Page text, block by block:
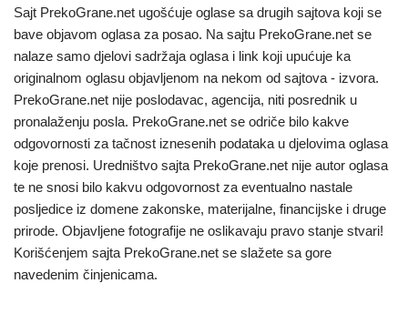
Sajt PrekoGrane.net ugošćuje oglase sa drugih sajtova koji se
bave objavom oglasa za posao. Na sajtu PrekoGrane.net se
nalaze samo djelovi sadržaja oglasa i link koji upućuje ka
originalnom oglasu objavljenom na nekom od sajtova - izvora.
PrekoGrane.net nije poslodavac, agencija, niti posrednik u
pronalaženju posla. PrekoGrane.net se odriče bilo kakve
odgovornosti za tačnost iznesenih podataka u djelovima oglasa
koje prenosi. Uredništvo sajta PrekoGrane.net nije autor oglasa
te ne snosi bilo kakvu odgovornost za eventualno nastale
posljedice iz domene zakonske, materijalne, financijske i druge
prirode. Objavljene fotografije ne oslikavaju pravo stanje stvari!
Korišćenjem sajta PrekoGrane.net se slažete sa gore
navedenim činjenicama.